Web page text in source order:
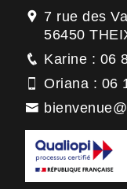
7 rue des
56450
Karine : 06
Oriana : 06